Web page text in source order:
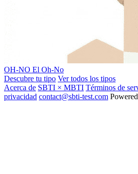
OH-NO El Oh-No
Descubre tu tipo Ver todos los tipos
Acerca de SBTI × MBTI Términos de
privacidad contact@sbti-test.com